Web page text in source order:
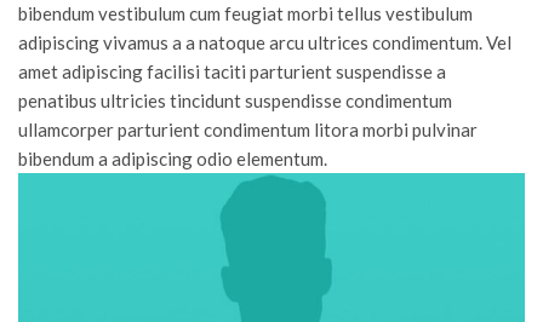
bibendum vestibulum cum feugiat morbi tellus vestibulum
adipiscing vivamus a a natoque arcu ultrices condimentum. Vel
amet adipiscing facilisi taciti parturient suspendisse a
penatibus ultricies tincidunt suspendisse condimentum
ullamcorper parturient condimentum litora morbi pulvinar
bibendum a adipiscing odio elementum.